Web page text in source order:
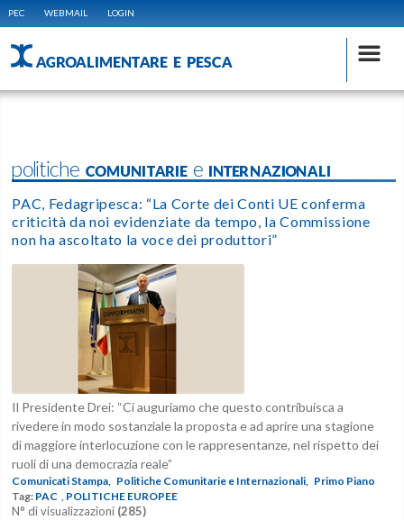
PEC WEBMAIL LOGIN
AGROALIMENTARE E PESCA
politiche COMUNITARIE e INTERNAZIONALI
PAC, Fedagripesca: “La Corte dei Conti UE conferma
criticità da noi evidenziate da tempo, la Commissione
non ha ascoltato la voce dei produttori”
Il Presidente Drei: “Ci auguriamo che questo contribuisca a
rivedere in modo sostanziale la proposta e ad aprire una stagione
di maggiore interlocuzione con le rappresentanze, nel rispetto dei
ruoli di una democrazia reale”
Comunicati Stampa, Politiche Comunitarie e Internazionali, Primo Piano
Tag: PAC , POLITICHE EUROPEE
N° di visualizzazioni (285)